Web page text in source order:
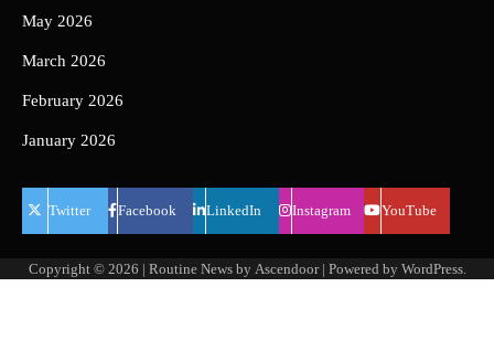
May 2026
March 2026
February 2026
January 2026
Twitter Facebook LinkedIn Instagram YouTube
Copyright © 2026 | Routine News by Ascendoor| Powered by WordPress.